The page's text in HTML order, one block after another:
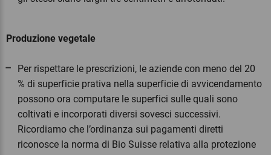
Produzione vegetale
Per rispettare le prescrizioni, le aziende con meno del 20
% di superficie prativa nella superficie di avvicendamento
possono ora computare le superfici sulle quali sono
coltivati e incorporati diversi sovesci successivi.
Ricordiamo che l’ordinanza sui pagamenti diretti
riconosce la norma di Bio Suisse relativa alla protezione